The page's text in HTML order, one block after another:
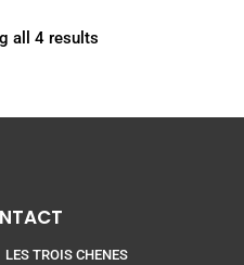
all 4 results
LES TROIS CHENES